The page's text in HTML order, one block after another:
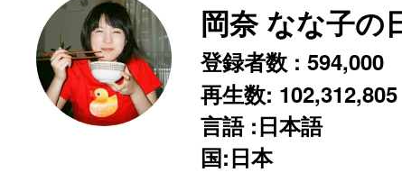
岡奈 なな子
登録者数 : 594,000
再生数: 102,312,805
言語 :日本語
国:日本